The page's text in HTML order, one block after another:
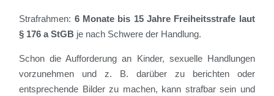
Strafrahmen: 6 Monate bis 15 Jahre Freiheitsstrafe laut
§ 176 a StGB je nach Schwere der Handlung.
Schon die Aufforderung an Kinder, sexuelle Handlungen
vorzunehmen und z. B. darüber zu berichten oder
entsprechende Bilder zu machen, kann strafbar sein und